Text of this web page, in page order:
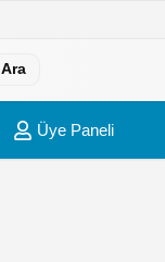
Ara
Üye Paneli